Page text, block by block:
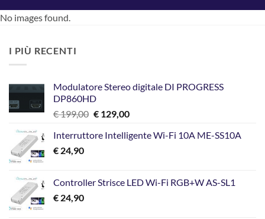
No images found.
I PIÙ RECENTI
Modulatore Stereo digitale DI PROGRESS
DP860HD
€199,00 Il
originale
€129,00Il
attuale
Interruttore Intelligente Wi-Fi 10A ME-SS10A
€ 24,90
Controller Strisce LED Wi-Fi RGB+W AS-SL1
€ 24,90